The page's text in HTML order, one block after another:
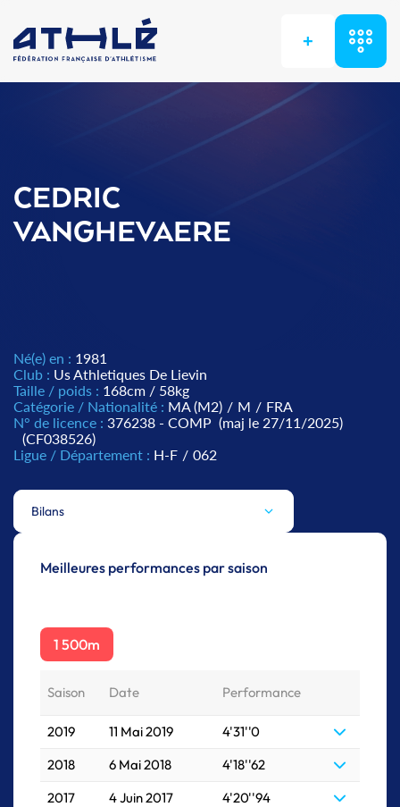
+
CEDRIC
VANGHEVAERE
Né(e) en : 1981
Club : Us Athletiques De Lievin
Taille / poids : 168cm / 58kg
Catégorie / Nationalité : MA (M2) / M / FRA
N° de licence : 376238 - COMP (maj le 27/11/2025)
(CF038526)
Ligue / Département : H-F / 062
Bilans
Meilleures performances par saison
1 500m
Saison Date Performance
2019 11 Mai 2019
4'31''0
2018
6 Mai 2018
4'18''62
2017
4 Juin 2017
4'20''94